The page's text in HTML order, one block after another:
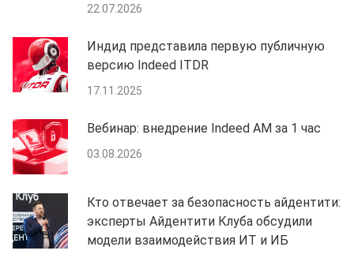
22.07.2026
Индид представила первую публичную
версию Indeed ITDR
17.11.2025
Вебинар: внедрение Indeed AM за 1 час
03.08.2026
Кто отвечает за безопасность айдентити:
эксперты Айдентити Клуба обсудили
модели взаимодействия ИТ и ИБ